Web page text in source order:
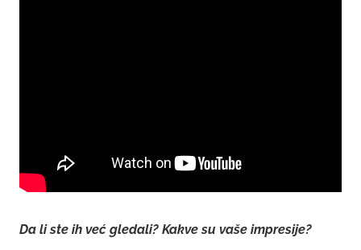
Da li ste ih već gledali? Kakve su vaše impresije?